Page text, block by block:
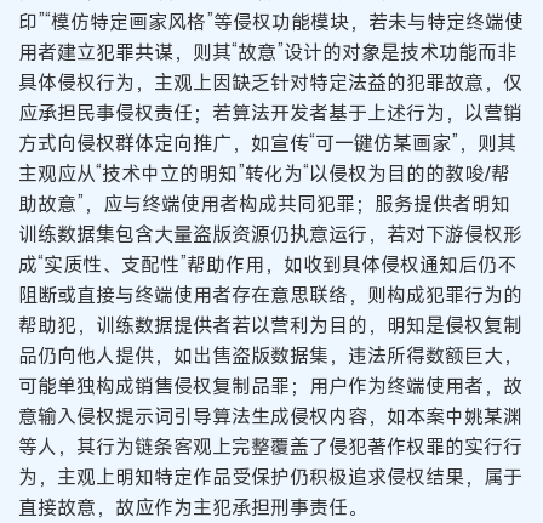
印”“模仿特定画家风格”等侵权功能模块，若未与特定终端使
用者建立犯罪共谋，则其“故意”设计的对象是技术功能而非
具体侵权行为，主观上因缺乏针对特定法益的犯罪故意，仅
应承担民事侵权责任；若算法开发者基于上述行为，以营销
方式向侵权群体定向推广，如宣传“可一键仿某画家”，则其
主观应从“技术中立的明知”转化为“以侵权为目的的教唆/帮
助故意”，应与终端使用者构成共同犯罪；服务提供者明知
训练数据集包含大量盗版资源仍执意运行，若对下游侵权形
成“实质性、支配性”帮助作用，如收到具体侵权通知后仍不
阻断或直接与终端使用者存在意思联络，则构成犯罪行为的
帮助犯，训练数据提供者若以营利为目的，明知是侵权复制
品仍向他人提供，如出售盗版数据集，违法所得数额巨大，
可能单独构成销售侵权复制品罪；用户作为终端使用者，故
意输入侵权提示词引导算法生成侵权内容，如本案中姚某渊
等人，其行为链条客观上完整覆盖了侵犯著作权罪的实行行
为，主观上明知特定作品受保护仍积极追求侵权结果，属于
直接故意，故应作为主犯承担刑事责任。